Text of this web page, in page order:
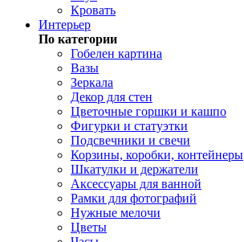
Кровать
Интерьер
По категории
Гобелен картина
Вазы
Зеркала
Декор для стен
Цветочные горшки и кашпо
Фигурки и статуэтки
Подсвечники и свечи
Корзины, коробки, контейнеры
Шкатулки и держатели
Аксессуары для ванной
Рамки для фотографий
Нужные мелочи
Цветы